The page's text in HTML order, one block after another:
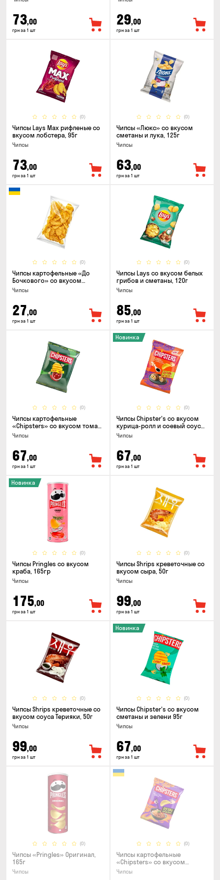
73,00
грн за 1 шт
29,00
грн за 1 шт
(0)
Чипсы Lays Max рифленые со
вкусом лобстера, 95г
Чипсы
73,00
грн за 1 шт
(0)
Чипсы «Люкс» со вкусом
сметаны и лука, 125г
Чипсы
63,00
грн за 1 шт
(0)
Чипсы картофельные «До
Бочкового» со вкусом
сметаны с зеленью, 100г
Чипсы
27,00
грн за 1 шт
(0)
Чипсы Lays со вкусом белых
грибов и сметаны, 120г
Чипсы
85,00
грн за 1 шт
(0)
Чипсы картофельные
«Chipsters» со вкусом томат
спайси, 95г
Чипсы
67,00
грн за 1 шт
(0)
Новинка
Чипсы Chipster's со вкусом
курица-ролл и соевый соус
90г
Чипсы
67,00
грн за 1 шт
(0)
Новинка
Чипсы Pringles со вкусом
краба, 165гр
Чипсы
175,00
грн за 1 шт
(0)
Чипсы Shrips креветочные со
вкусом сыра, 50г
Чипсы
99,00
грн за 1 шт
(0)
Чипсы Shrips креветочные со
вкусом соуса Терияки, 50г
Чипсы
99,00
грн за 1 шт
(0)
Новинка
Чипсы Chipster's со вкусом
сметаны и зелени 95г
Чипсы
67,00
грн за 1 шт
(0)
Чипсы «Pringles» Оригинал,
165г
Чипсы
(0)
Чипсы картофельные
«Chipsters» со вкусом
острый удон, 100г
Чипсы